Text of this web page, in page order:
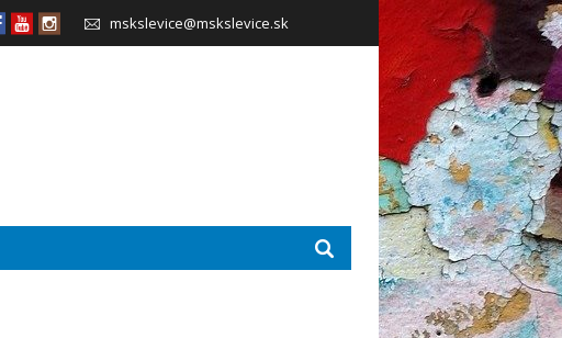
mskslevice@mskslevice.sk